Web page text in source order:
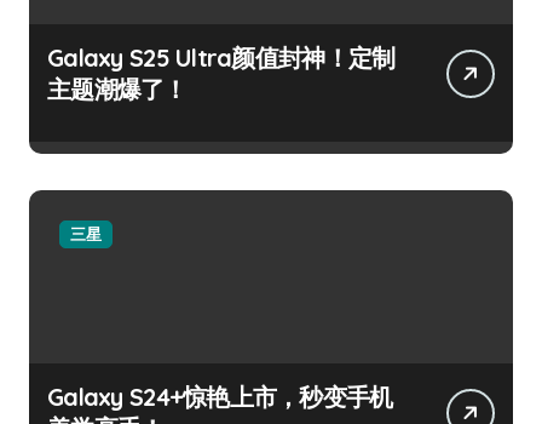
Galaxy S25 Ultra颜值封神！定制
主题潮爆了！
三星
Galaxy S24+惊艳上市，秒变手机